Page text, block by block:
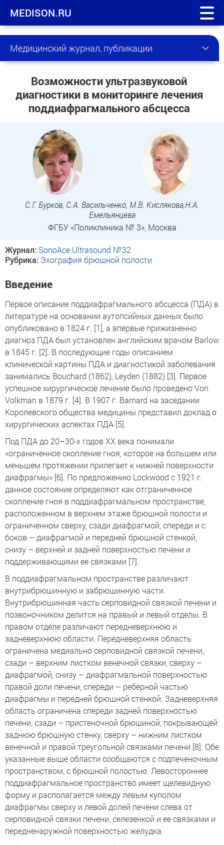
MEDISON.RU
Медицинский журнал, публикации
Возможности ультразвуковой
диагностики в мониторинге лечения
поддиафрагмального абсцесса
С.Г. Бурков, С.А. Васильченко, М.В. Кислякова,Н.А.
Емельянцева
ФГБУ «Поликлиника № 3», Москва
Журнал: SonoAce Ultrasound №32
Рубрика: Эхография брюшной полости
Введение
Первое описание поддиафрагмального абсцесса (ПДА) в
литературе на основании аутопсийных данных было
опубликовано в 1824 г. [1], а впервые прижизненно
диагноз ПДА был установлен английским врачом Barlow
в 1845 г. [2]. В последующие годы описанием
клинической картины ПДА и диагностикой заболевания
занимались Bouchard (1862), Leyden (1882) [3]. Первое
успешное хирургическое лечение было проведено Von
Volkman в 1879 г. [4]. В 1907 г. Barnard на заседании
Королевского общества медицины представил доклад о
хирургических аспектах ПДА [5].
Под ПДА до 20–30-х годов XX века понимали
«ограниченное скопление гноя, которое на большем или
меньшем протяжении прилегает к нижней поверхности
диафрагмы» [6]. По предложению Lockwood с 1921 г.
данное состояние определяют как отграниченное
скопление гноя в поддиафрагмальном пространстве,
расположенном в верхнем этаже брюшной полости и
ограниченном сверху, сзади диафрагмой, спереди и с
боков – диафрагмой и передней брюшной стенкой,
снизу – верхней и задней поверхностью печени и
поддерживающими ее связками [7].
В поддиафрагмальном пространстве различают
внутрибрюшинную и забрюшинную части.
Внутрибрюшинная часть серповидной связкой печени и
позвоночником делится на правый и левый отделы. В
правом отделе различают передневерхнюю и
задневерхнюю области. Передневерхняя область
ограничена медиально серповидной связкой печени,
сзади – верхним листком венечной связки, сверху –
диафрагмой, снизу – диафрагмальной поверхностью
правой доли печени, спереди – реберной частью
диафрагмы и передней брюшной стенкой. Задневерхняя
область ограничена спереди задней поверхностью
печени, сзади – пристеночной брюшиной, покрывающей
заднюю брюшную стенку, сверху – нижним листком
венечной и правой треугольной связками печени [8]. Обе
указанные выше области сообщаются с подпеченочным
пространством, с брюшной полостью. Левостороннее
поддиафрагмальное пространство имеет щелевидную
форму и располагается между левым куполом
диафрагмы сверху и левой долей печени слева от
серповидной связки печени, селезенкой и ее связками и
передненаружной поверхностью желудка.